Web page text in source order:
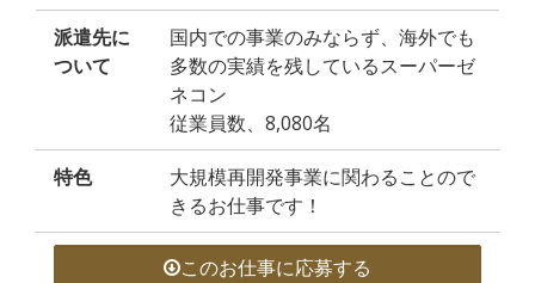
派遣先に
ついて
国内での事業のみならず、海外でも
多数の実績を残しているスーパーゼ
ネコン
従業員数、8,080名
特色
大規模再開発事業に関わることので
きるお仕事です！
このお仕事に応募する